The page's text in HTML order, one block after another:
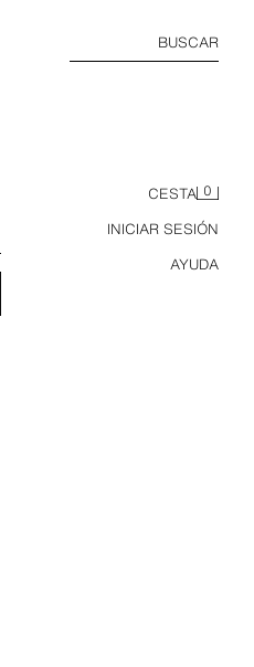
BUSCAR
CESTA 0
INICIAR SESIÓN
AYUDA